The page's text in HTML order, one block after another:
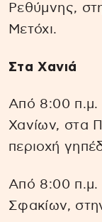
Ρεθύμνης,
Μετόχι.
Στα Χανιά
Από 8:00 π.μ.
Χανίων, στα
περιοχή
Από 8:00 π.μ.
Σφακίων,